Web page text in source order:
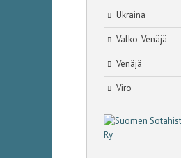
Ukraina
Valko-Venäjä
Venäjä
Viro